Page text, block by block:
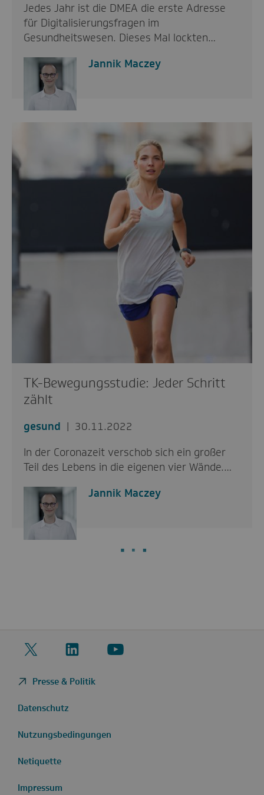
Jedes Jahr ist die DMEA die erste Adresse
für Digitalisierungsfragen im
Gesundheitswesen. Dieses Mal lockten…
Jannik Maczey
TK-Bewegungsstudie: Jeder Schritt
zählt
gesund
30.11.2022
In der Coronazeit verschob sich ein großer
Teil des Lebens in die eigenen vier Wände.…
Jannik Maczey
Twitter
LinkedIn
YouTube
Presse & Politik
Datenschutz
Nutzungsbedingungen
Netiquette
Impressum